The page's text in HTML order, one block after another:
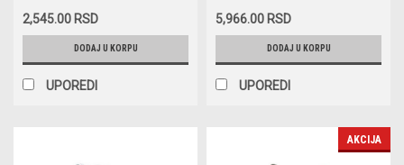
181939066 / 20928 / 22279077 /
2,545.00 RSD
DODAJ U KORPU
UPOREDI
66345 / APV2247 / DTP1014
E,Adam,Mokka,Meriva
A,Tigra TwinTop,Suzuki
Wagon R,Chevrolet
5,966.00 RSD
DODAJ U KORPU
UPOREDI
AKCIJA